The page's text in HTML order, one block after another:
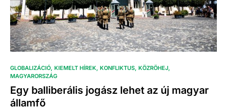
GLOBALIZÁCIÓ KIEMELT HÍREK KONFLIKTUS KÖZRÖHEJ
MAGYARORSZÁG
Egy balliberális jogász lehet az új magyar
államfő